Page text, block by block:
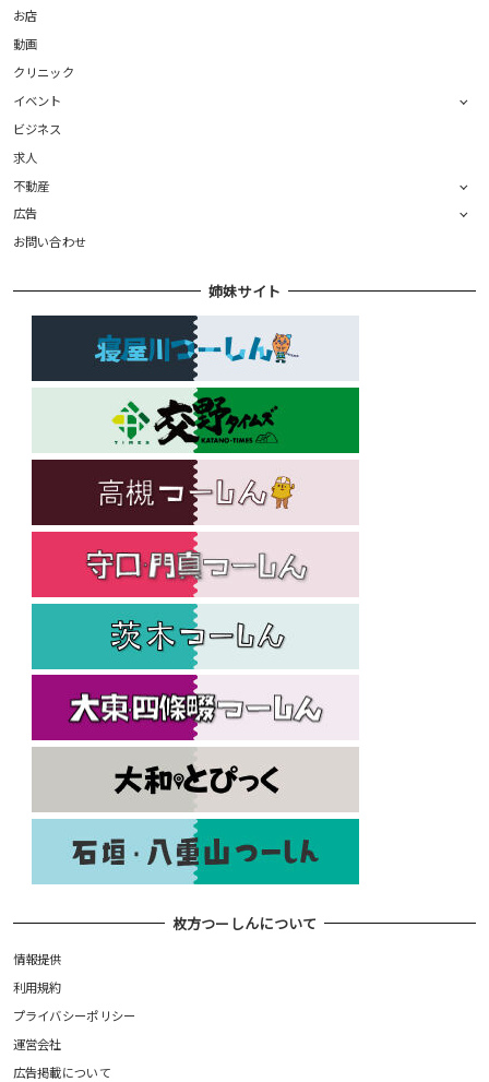
お店
動画
クリニック
イベント
ビジネス
求人
不動産
広告
お問い合わせ
姉妹サイト
枚方つーしんについて
情報提供
利用規約
プライバシーポリシー
運営会社
広告掲載について